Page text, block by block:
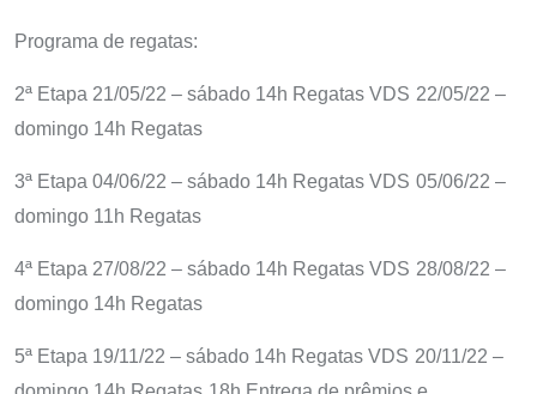
Programa de regatas:
2ª Etapa 21/05/22 – sábado 14h Regatas VDS 22/05/22 –
domingo 14h Regatas
3ª Etapa 04/06/22 – sábado 14h Regatas VDS 05/06/22 –
domingo 11h Regatas
4ª Etapa 27/08/22 – sábado 14h Regatas VDS 28/08/22 –
domingo 14h Regatas
5ª Etapa 19/11/22 – sábado 14h Regatas VDS 20/11/22 –